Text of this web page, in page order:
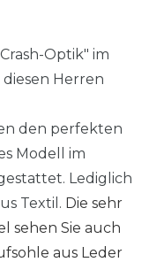
Optik" im
Herren
den perfekten
Modell im
Lediglich
Textil. Die sehr
sehen Sie auch
aus Leder